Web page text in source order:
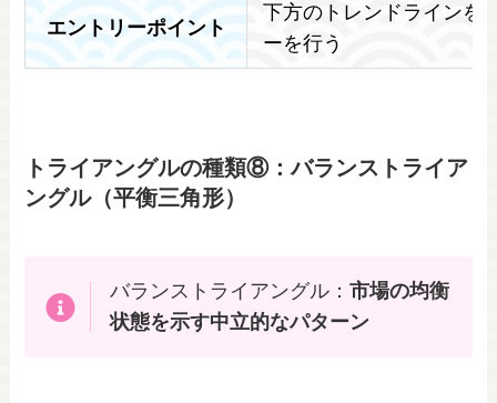
エントリーポイント
下方のトレンドラインを
ーを行う
トライアングルの種類⑧：バランストライア
ングル（平衡三角形）
バランストライアングル： 市場の均衡
状態を示す中立的なパターン